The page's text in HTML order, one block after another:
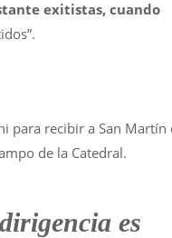
exitistas, cuando
para recibir a San Martín
de la Catedral.
es